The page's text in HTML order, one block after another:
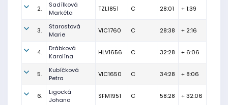
2.
Sadílková
Markéta
TZL1851 C 28:01 + 1:39
3.
Starostová
Marie
VIC1760 C 28:38 + 2:16
4.
Drábková
Karolína
HLV1656 C 32:28 + 6:06
5.
Kubíčková
Petra
VIC1650 C 34:28 + 8:06
6.
Ligocká
Johana
SFM1951 C 58:28 + 32:06